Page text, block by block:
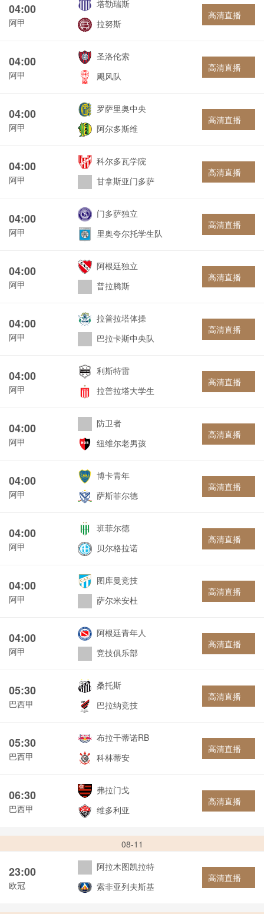
04:00
阿甲
塔勒瑞斯
拉努斯
高清直播
04:00
阿甲
圣洛伦索
飓风队
高清直播
04:00
阿甲
罗萨里奥中央
阿尔多斯维
高清直播
04:00
阿甲
科尔多瓦学院
甘拿斯亚门多萨
高清直播
04:00
阿甲
门多萨独立
里奥夸尔托学生队
高清直播
04:00
阿甲
阿根廷独立
普拉腾斯
高清直播
04:00
阿甲
拉普拉塔体操
巴拉卡斯中央队
高清直播
04:00
阿甲
利斯特雷
拉普拉塔大学生
高清直播
04:00
阿甲
防卫者
纽维尔老男孩
高清直播
04:00
阿甲
博卡青年
萨斯菲尔德
高清直播
04:00
阿甲
班菲尔德
贝尔格拉诺
高清直播
04:00
阿甲
图库曼竞技
萨尔米安杜
高清直播
04:00
阿甲
阿根廷青年人
竞技俱乐部
高清直播
05:30
巴西甲
桑托斯
巴拉纳竞技
高清直播
05:30
巴西甲
布拉干蒂诺RB
科林蒂安
高清直播
06:30
巴西甲
弗拉门戈
维多利亚
高清直播
08-11
23:00
欧冠
阿拉木图凯拉特
索非亚列夫斯基
高清直播